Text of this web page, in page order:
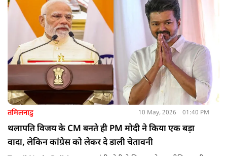
तमिलनाडु 10 May, 2026 01:40 PM
थलापति विजय के CM बनते ही PM मोदी ने किया एक बड़ा
वादा, लेकिन कांग्रेस को लेकर दे डाली चेतावनी